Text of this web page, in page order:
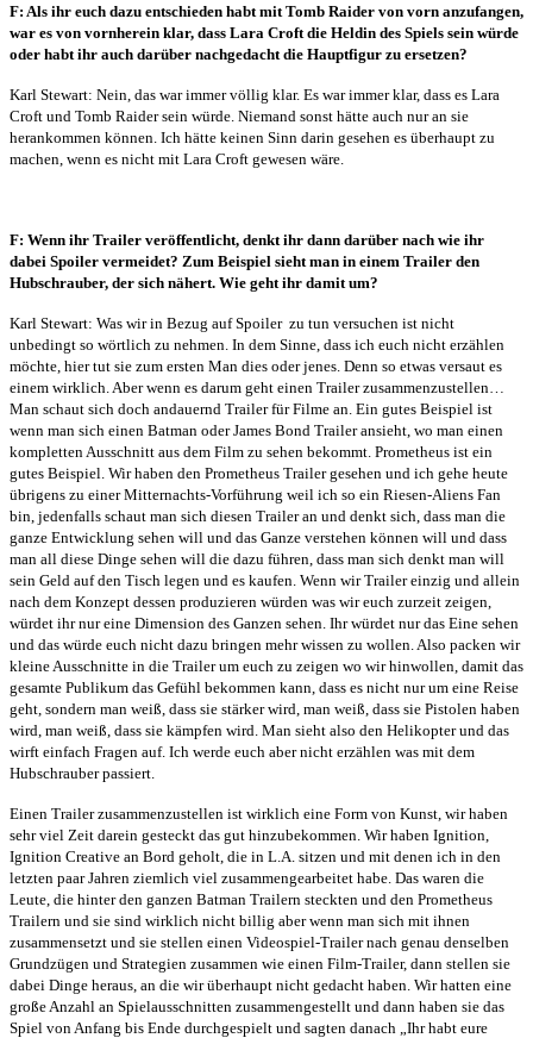
F: Als ihr euch dazu entschieden habt mit Tomb Raider von vorn anzufangen,
war es von vornherein klar, dass Lara Croft die Heldin des Spiels sein würde
oder habt ihr auch darüber nachgedacht die Hauptfigur zu ersetzen?
Karl Stewart: Nein, das war immer völlig klar. Es war immer klar, dass es Lara
Croft und Tomb Raider sein würde. Niemand sonst hätte auch nur an sie
herankommen können. Ich hätte keinen Sinn darin gesehen es überhaupt zu
machen, wenn es nicht mit Lara Croft gewesen wäre.
F: Wenn ihr Trailer veröffentlicht, denkt ihr dann darüber nach wie ihr
dabei Spoiler vermeidet? Zum Beispiel sieht man in einem Trailer den
Hubschrauber, der sich nähert. Wie geht ihr damit um?
Karl Stewart: Was wir in Bezug auf Spoiler zu tun versuchen ist nicht
unbedingt so wörtlich zu nehmen. In dem Sinne, dass ich euch nicht erzählen
möchte, hier tut sie zum ersten Man dies oder jenes. Denn so etwas versaut es
einem wirklich. Aber wenn es darum geht einen Trailer zusammenzustellen…
Man schaut sich doch andauernd Trailer für Filme an. Ein gutes Beispiel ist
wenn man sich einen Batman oder James Bond Trailer ansieht, wo man einen
kompletten Ausschnitt aus dem Film zu sehen bekommt. Prometheus ist ein
gutes Beispiel. Wir haben den Prometheus Trailer gesehen und ich gehe heute
übrigens zu einer Mitternachts-Vorführung weil ich so ein Riesen-Aliens Fan
bin, jedenfalls schaut man sich diesen Trailer an und denkt sich, dass man die
ganze Entwicklung sehen will und das Ganze verstehen können will und dass
man all diese Dinge sehen will die dazu führen, dass man sich denkt man will
sein Geld auf den Tisch legen und es kaufen. Wenn wir Trailer einzig und allein
nach dem Konzept dessen produzieren würden was wir euch zurzeit zeigen,
würdet ihr nur eine Dimension des Ganzen sehen. Ihr würdet nur das Eine sehen
und das würde euch nicht dazu bringen mehr wissen zu wollen. Also packen wir
kleine Ausschnitte in die Trailer um euch zu zeigen wo wir hinwollen, damit das
gesamte Publikum das Gefühl bekommen kann, dass es nicht nur um eine Reise
geht, sondern man weiß, dass sie stärker wird, man weiß, dass sie Pistolen haben
wird, man weiß, dass sie kämpfen wird. Man sieht also den Helikopter und das
wirft einfach Fragen auf. Ich werde euch aber nicht erzählen was mit dem
Hubschrauber passiert.
Einen Trailer zusammenzustellen ist wirklich eine Form von Kunst, wir haben
sehr viel Zeit darein gesteckt das gut hinzubekommen. Wir haben Ignition,
Ignition Creative an Bord geholt, die in L.A. sitzen und mit denen ich in den
letzten paar Jahren ziemlich viel zusammengearbeitet habe. Das waren die
Leute, die hinter den ganzen Batman Trailern steckten und den Prometheus
Trailern und sie sind wirklich nicht billig aber wenn man sich mit ihnen
zusammensetzt und sie stellen einen Videospiel-Trailer nach genau denselben
Grundzügen und Strategien zusammen wie einen Film-Trailer, dann stellen sie
dabei Dinge heraus, an die wir überhaupt nicht gedacht haben. Wir hatten eine
große Anzahl an Spielausschnitten zusammengestellt und dann haben sie das
Spiel von Anfang bis Ende durchgespielt und sagten danach „Ihr habt eure